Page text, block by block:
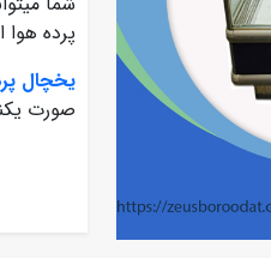
پرده هوا
یخچال
صورت